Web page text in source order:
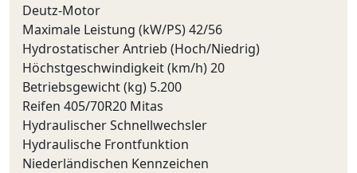
Deutz-Motor
Maximale Leistung (kW/PS) 42/56
Hydrostatischer Antrieb (Hoch/Niedrig)
Höchstgeschwindigkeit (km/h) 20
Betriebsgewicht (kg) 5.200
Reifen 405/70R20 Mitas
Hydraulischer Schnellwechsler
Hydraulische Frontfunktion
Niederländischen Kennzeichen